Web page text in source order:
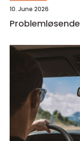
10. June 2026